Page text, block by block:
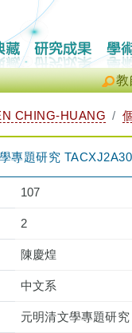
教
CHING-HUANG
專題研究
107
2
陳慶煌
中文系
元明清文學專題研究